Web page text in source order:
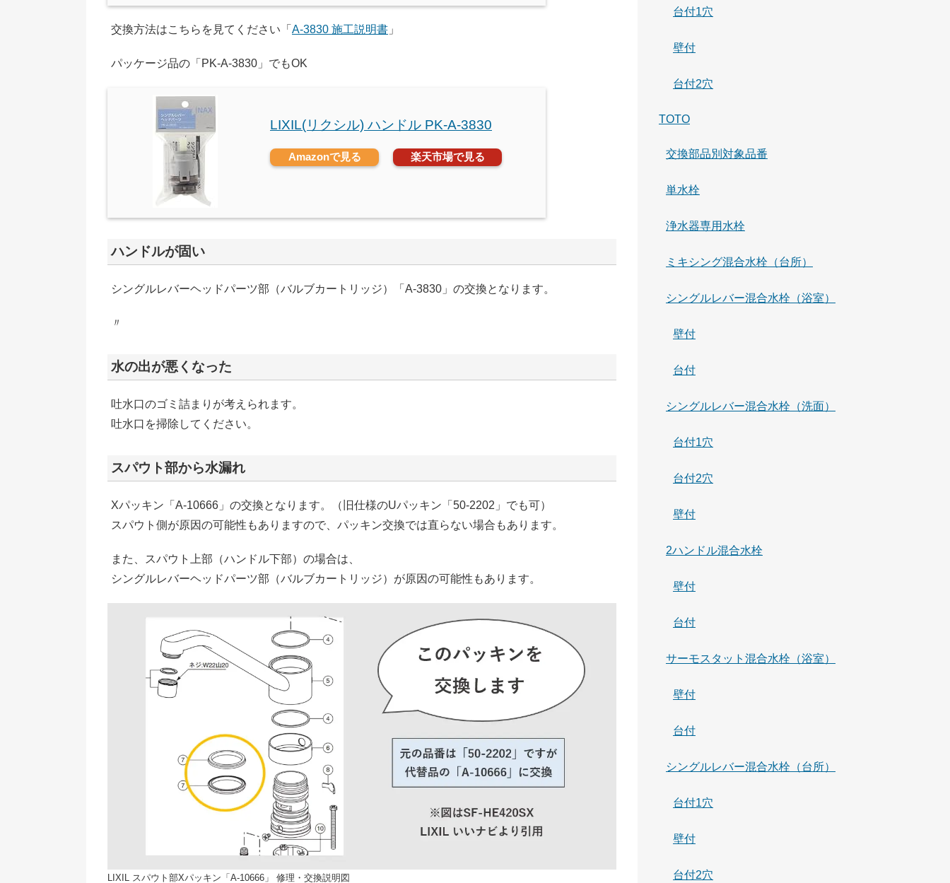
交換方法はこちらを見てください「 A-3830 施工説明書 」
パッケージ品の「PK-A-3830」でもOK
LIXIL(リクシル) ハンドル PK-A-3830
Amazonで見る 楽天市場で見る
ハンドルが固い
シングルレバーヘッドパーツ部（バルブカートリッジ）「A-3830」の交換となります。
〃
水の出が悪くなった
吐水口のゴミ詰まりが考えられます。
吐水口を掃除してください。
スパウト部から水漏れ
Xパッキン「A-10666」の交換となります。（旧仕様のUパッキン「50-2202」でも可）
スパウト側が原因の可能性もありますので、パッキン交換では直らない場合もあります。
また、スパウト上部（ハンドル下部）の場合は、
シングルレバーヘッドパーツ部（バルブカートリッジ）が原因の可能性もあります。
LIXIL スパウト部Xパッキン「A-10666」 修理・交換説明図
台付1穴
壁付
台付2穴
TOTO
交換部品別対象品番
単水栓
浄水器専用水栓
ミキシング混合水栓（台所）
シングルレバー混合水栓（浴室）
壁付
台付
シングルレバー混合水栓（洗面）
台付1穴
台付2穴
壁付
2ハンドル混合水栓
壁付
台付
サーモスタット混合水栓（浴室）
壁付
台付
シングルレバー混合水栓（台所）
台付1穴
壁付
台付2穴